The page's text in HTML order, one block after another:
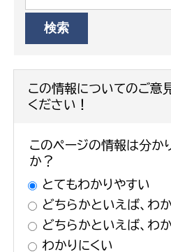
この情報についてのご意
ください！
このページの情報は分か
か？
とてもわかりやすい
どちらかといえば、わ
どちらかといえば、わ
わかりにくい